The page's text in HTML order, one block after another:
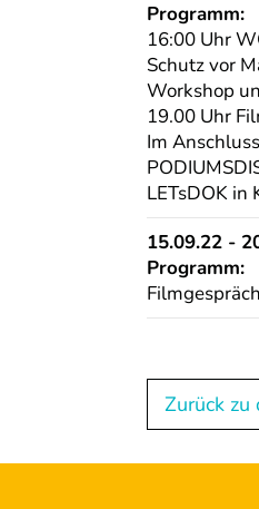
Programm:
16:00 Uhr
Schutz vor
Workshop
19.00 Uhr
Im
LETsDOK
15.09.22 -
Programm:
Zurück zu